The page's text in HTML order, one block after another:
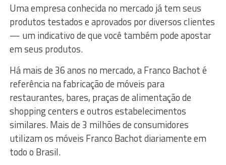
Uma empresa conhecida no mercado já tem seus
produtos testados e aprovados por diversos clientes
— um indicativo de que você também pode apostar
em seus produtos.
Há mais de 36 anos no mercado, a Franco Bachot é
referência na fabricação de móveis para
restaurantes, bares, praças de alimentação de
shopping centers e outros estabelecimentos
similares. Mais de 3 milhões de consumidores
utilizam os móveis Franco Bachot diariamente em
todo o Brasil.